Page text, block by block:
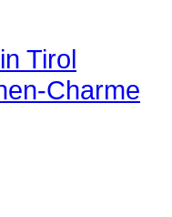
Tirol
Charme